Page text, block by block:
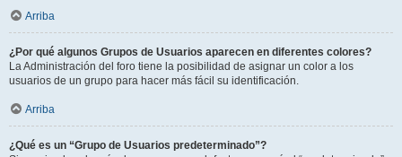
Arriba
¿Por qué algunos Grupos de Usuarios aparecen en diferentes colores?
La Administración del foro tiene la posibilidad de asignar un color a los
usuarios de un grupo para hacer más fácil su identificación.
Arriba
¿Qué es un “Grupo de Usuarios predeterminado”?